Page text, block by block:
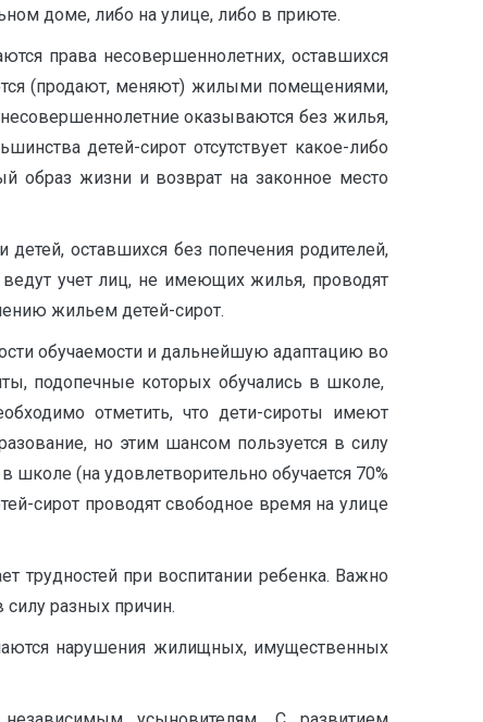
доме, либо на улице, либо в приюте.
права несовершеннолетних, оставшихся
(продают, меняют) жилыми помещениями,
оказываются без жилья,
детей-сирот отсутствует какое-либо
образ жизни и возврат на законное место
оставшихся без попечения родителей,
учет лиц, не имеющих жилья, проводят
жильем детей-сирот.
обучаемости и дальнейшую адаптацию во
подопечные которых обучались в школе,
отметить, что дети-сироты имеют
но этим шансом пользуется в силу
школе (на удовлетворительно обучается 70%
сирот проводят свободное время на улице
трудностей при воспитании ребенка. Важно
разных причин.
нарушения жилищных, имущественных